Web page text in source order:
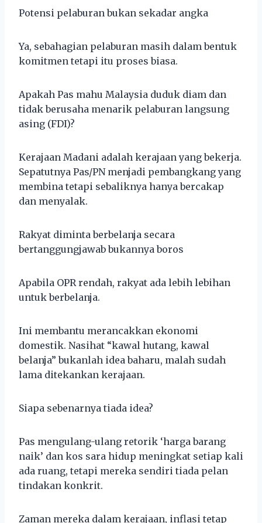
Potensi pelaburan bukan sekadar angka
Ya, sebahagian pelaburan masih dalam bentuk
komitmen tetapi itu proses biasa.
Apakah Pas mahu Malaysia duduk diam dan
tidak berusaha menarik pelaburan langsung
asing (FDI)?
Kerajaan Madani adalah kerajaan yang bekerja.
Sepatutnya Pas/PN menjadi pembangkang yang
membina tetapi sebaliknya hanya bercakap
dan menyalak.
Rakyat diminta berbelanja secara
bertanggungjawab bukannya boros
Apabila OPR rendah, rakyat ada lebih lebihan
untuk berbelanja.
Ini membantu merancakkan ekonomi
domestik. Nasihat “kawal hutang, kawal
belanja” bukanlah idea baharu, malah sudah
lama ditekankan kerajaan.
Siapa sebenarnya tiada idea?
Pas mengulang-ulang retorik ‘harga barang
naik’ dan kos sara hidup meningkat setiap kali
ada ruang, tetapi mereka sendiri tiada pelan
tindakan konkrit.
Zaman mereka dalam kerajaan, inflasi tetap